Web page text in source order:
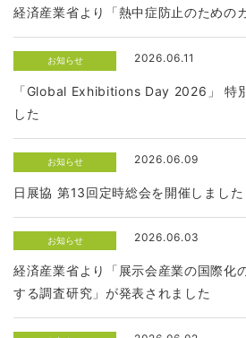
経済産業省より「熱中症防止のための
お知らせ 2026.06.11
「Global Exhibitions Day 2026」 特
した
お知らせ 2026.06.09
日展協 第13回定時総会を開催しました
お知らせ 2026.06.03
経済産業省より「展示会産業の国際化
する調査研究」が発表されました